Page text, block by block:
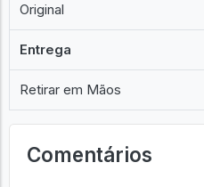
Original
Entrega
Retirar em Mãos
Comentários